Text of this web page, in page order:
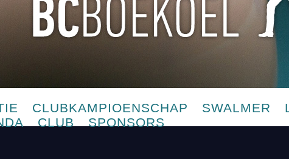
CLUBKAMPIOENSCHAP SWALMER
CLUB SPONSORS